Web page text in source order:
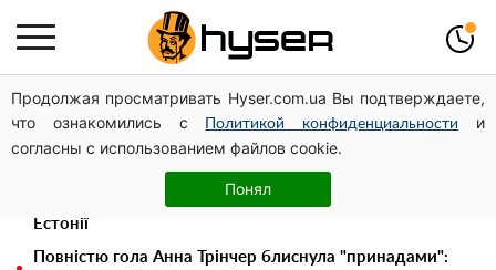
Продолжая просматривать Hyser.com.ua Вы подтверждаете,
что ознакомились с
Политикой конфиденциальности
и
согласны с использованием файлов cookie.
Понял
Українська авіатранспортна асоціація звернулася до
Мінфіну із закликом уніфікувати оподаткування
авіалізингу
Дрони із націнкою: Олександр Конотопський вивів
мільйони оборонного бюджету через фіктивну фірму в
Естонії
Повністю гола Анна Трінчер блиснула "принадами":